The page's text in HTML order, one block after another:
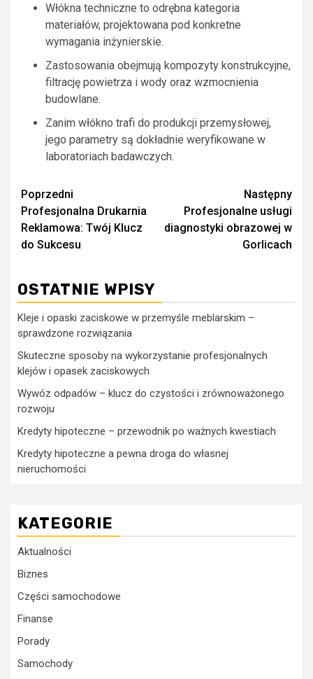
Włókna techniczne to odrębna kategoria
materiałów, projektowana pod konkretne
wymagania inżynierskie.
Zastosowania obejmują kompozyty konstrukcyjne,
filtrację powietrza i wody oraz wzmocnienia
budowlane.
Zanim włókno trafi do produkcji przemysłowej,
jego parametry są dokładnie weryfikowane w
laboratoriach badawczych.
Zobacz
wpisy
Poprzedni
Profesjonalna Drukarnia
Reklamowa: Twój Klucz
do Sukcesu
Następny
Profesjonalne usługi
diagnostyki obrazowej w
Gorlicach
OSTATNIE WPISY
Kleje i opaski zaciskowe w przemyśle meblarskim –
sprawdzone rozwiązania
Skuteczne sposoby na wykorzystanie profesjonalnych
klejów i opasek zaciskowych
Wywóz odpadów – klucz do czystości i zrównoważonego
rozwoju
Kredyty hipoteczne – przewodnik po ważnych kwestiach
Kredyty hipoteczne a pewna droga do własnej
nieruchomości
KATEGORIE
Aktualności
Biznes
Części samochodowe
Finanse
Porady
Samochody